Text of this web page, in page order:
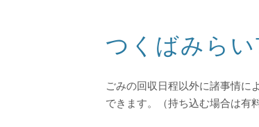
つくばみら
ごみの回収日程以外に諸事情に
できます。（持ち込む場合は有